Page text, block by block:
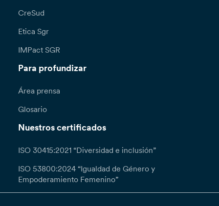
CreSud
Etica Sgr
IMPact SGR
Para profundizar
Área prensa
Glosario
Nuestros certificados
ISO 30415:2021 “Diversidad e inclusión”
ISO 53800:2024 “Igualdad de Género y
Empoderamiento Femenino”